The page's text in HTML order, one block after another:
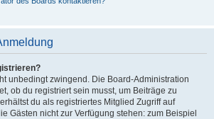
unbedingt zwingend. Die Board-Administration
ob du registriert sein musst, um Beiträge zu
du als registriertes Mitglied Zugriff auf
Gästen nicht zur Verfügung stehen: zum Beispiel